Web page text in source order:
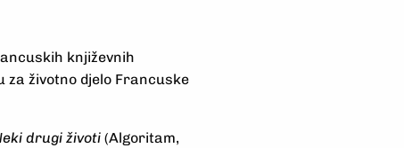
književnih
za životno djelo Francuske
drugi životi (Algoritam,